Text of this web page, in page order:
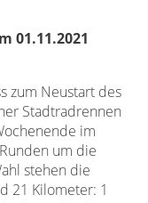
01.11.2021
zum Neustart des
Stadtradrennen
im
um die
stehen die
21 Kilometer: 1